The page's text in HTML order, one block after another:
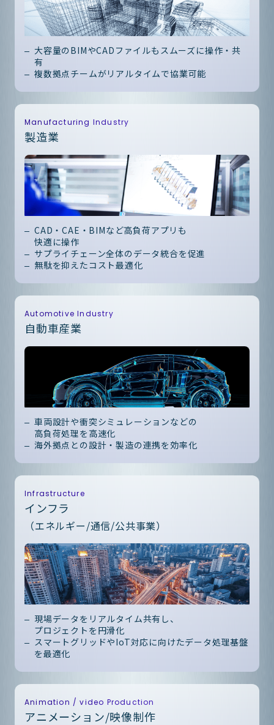
大容量のBIMやCADファイルもスムーズに操作・共
有
複数拠点チームがリアルタイムで協業可能
Manufacturing Industry
製造業
CAD・CAE・BIMなど高負荷アプリも
快適に操作
サプライチェーン全体のデータ統合を促進
無駄を抑えたコスト最適化
Automotive Industry
自動車産業
車両設計や衝突シミュレーションなどの
高負荷処理を高速化
海外拠点との設計・製造の連携を効率化
Infrastructure
インフラ
（エネルギー/通信/公共事業）
現場データをリアルタイム共有し、
プロジェクトを円滑化
スマートグリッドやIoT対応に向けたデータ処理基盤
を最適化
Animation / video Production
アニメーション/映像制作